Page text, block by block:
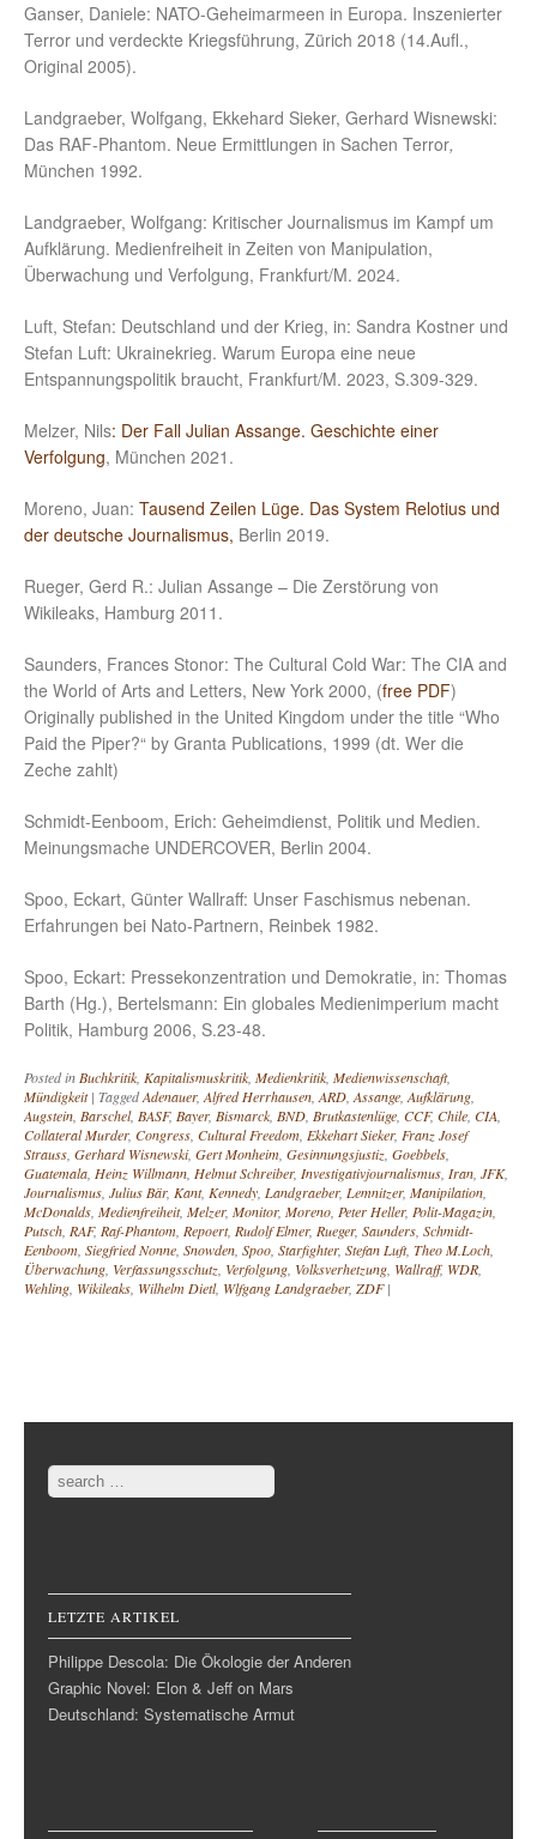
Ganser, Daniele: NATO-Geheimarmeen in Europa. Inszenierter
Terror und verdeckte Kriegsführung, Zürich 2018 (14.Aufl.,
Original 2005).
Landgraeber, Wolfgang, Ekkehard Sieker, Gerhard Wisnewski:
Das RAF-Phantom. Neue Ermittlungen in Sachen Terror,
München 1992.
Landgraeber, Wolfgang: Kritischer Journalismus im Kampf um
Aufklärung. Medienfreiheit in Zeiten von Manipulation,
Überwachung und Verfolgung, Frankfurt/M. 2024.
Luft, Stefan: Deutschland und der Krieg, in: Sandra Kostner und
Stefan Luft: Ukrainekrieg. Warum Europa eine neue
Entspannungspolitik braucht, Frankfurt/M. 2023, S.309-329.
Melzer, Nils: Der Fall Julian Assange. Geschichte einer
Verfolgung, München 2021.
Moreno, Juan: Tausend Zeilen Lüge. Das System Relotius und
der deutsche Journalismus, Berlin 2019.
Rueger, Gerd R.: Julian Assange – Die Zerstörung von
Wikileaks, Hamburg 2011.
Saunders, Frances Stonor: The Cultural Cold War: The CIA and
the World of Arts and Letters, New York 2000, (free PDF)
Originally published in the United Kingdom under the title “Who
Paid the Piper?“ by Granta Publications, 1999 (dt. Wer die
Zeche zahlt)
Schmidt-Eenboom, Erich: Geheimdienst, Politik und Medien.
Meinungsmache UNDERCOVER, Berlin 2004.
Spoo, Eckart, Günter Wallraff: Unser Faschismus nebenan.
Erfahrungen bei Nato-Partnern, Reinbek 1982.
Spoo, Eckart: Pressekonzentration und Demokratie, in: Thomas
Barth (Hg.), Bertelsmann: Ein globales Medienimperium macht
Politik, Hamburg 2006, S.23-48.
Posted inBuchkritik, Kapitalismuskritik, Medienkritik, Medienwissenschaft,
Mündigkeit | TaggedAdenauer,Alfred Herrhausen,ARD,Assange,Aufklärung,
Augstein, Barschel, BASF, Bayer, Bismarck, BND, Brutkastenlüge, CCF, Chile, CIA,
Collateral Murder, Congress, Cultural Freedom, Ekkehart Sieker, Franz Josef
Strauss, Gerhard Wisnewski, Gert Monheim, Gesinnungsjustiz, Goebbels,
Guatemala, Heinz Willmann, Helmut Schreiber, Investigativjournalismus, Iran, JFK,
Journalismus, Julius Bär, Kant, Kennedy, Landgraeber, Lemnitzer, Manipilation,
McDonalds, Medienfreiheit, Melzer, Monitor, Moreno, Peter Heller, Polit-Magazin,
Putsch, RAF, Raf-Phantom, Repoert, Rudolf Elmer, Rueger, Saunders, Schmidt-
Eenboom, Siegfried Nonne, Snowden, Spoo, Starfighter, Stefan Luft, Theo M.Loch,
Überwachung, Verfassungsschutz, Verfolgung, Volksverhetzung, Wallraff, WDR,
Wehling, Wikileaks, Wilhelm Dietl, Wlfgang Landgraeber, ZDF |
Post navigation
Search
LETZTE ARTIKEL
Philippe Descola: Die Ökologie der Anderen
Graphic Novel: Elon & Jeff on Mars
Deutschland: Systematische Armut